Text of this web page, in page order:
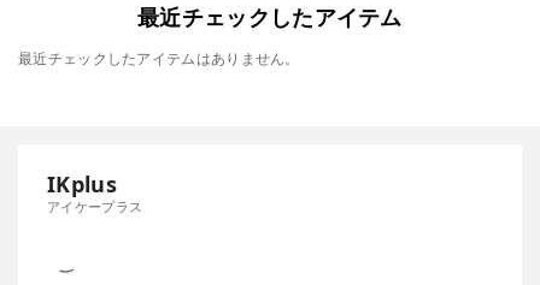
最近チェックしたアイテム
最近チェックしたアイテムはありません。
IKplus
アイケープラス